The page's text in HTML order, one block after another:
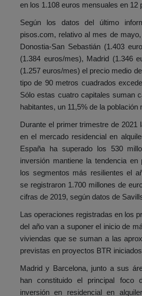
en los 1.108 euros mensuales en 12
Según los datos del último
pisos.com, relativo al mes de
Donostia-San Sebastián (1.403
(1.384 euros/mes), Madrid (1.346
(1.257 euros/mes) el precio medio
tipo de 90 metros cuadrados
Sólo estas cuatro capitales suman
habitantes, un 11,5% de la población
Durante el primer trimestre de 2021
en el mercado residencial en
España ha superado los 530
inversión mantiene la tendencia
los segmentos más resilientes el
se registraron 1.700 millones de
cifras de 2019, según datos de
Las operaciones registradas en los
del año van a suponer el inicio de
viviendas que se suman a las
previstas en proyectos BTR
Madrid y Barcelona, junto a sus
han constituido el principal foco
inversión en residencial en